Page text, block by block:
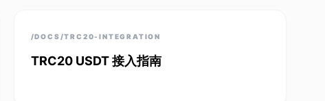
/DOCS/TRC20-INTEGRATION
TRC20 USDT 接入指南